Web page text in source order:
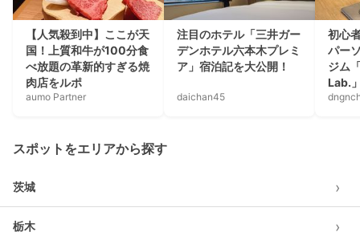
【人気殺到中】ここが天
国！上質和牛が100分食
べ放題の革新的すぎる焼
肉店をルポ
aumo Partner
注目のホテル「三井ガー
デンホテル六本木プレミ
ア」宿泊記を大公開！
daichan45
初心
パー
ジム
Lab.
スポットをエリアから探す
茨城 ›
栃木 ›